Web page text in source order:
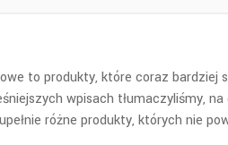
to produkty, które coraz
wpisach tłumaczyliśmy,
różne produkty, których nie